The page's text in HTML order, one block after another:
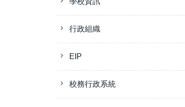
行政組織
EIP
校務行政系統